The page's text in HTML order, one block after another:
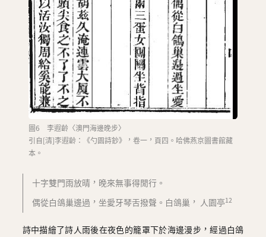
圖6 李遐齡〈澳門海邊晚步〉
引自[清]李遐齡：《勺園詩鈔》，卷一，頁四。哈佛燕京圖書館藏
本。
十字雙門雨放晴，晚來無事得閒行。
偶從白鴿巢邊過，坐愛牙琴舌撥聲。白鴿巢， 人園亭 12
詩中描繪了詩人雨後在夜色的籠罩下於海邊漫步，經過白鴿